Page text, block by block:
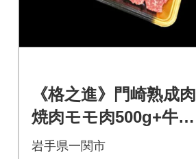
《格之進》門崎熟成肉
焼肉モモ肉500g+牛醤
1本
岩手県一関市